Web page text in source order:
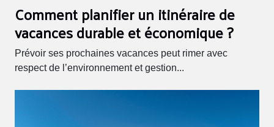
Comment planifier un itinéraire de
vacances durable et économique ?
Prévoir ses prochaines vacances peut rimer avec
respect de l’environnement et gestion...